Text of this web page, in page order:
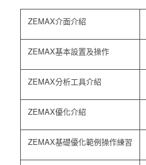
ZEMAX介面介紹
ZEMAX基本設置及操作
ZEMAX分析工具介紹
ZEMAX優化介紹
ZEMAX基礎優化範例操作練習